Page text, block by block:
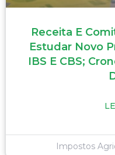
Receita E
Estudar Novo
IBS E CBS;
Impostos